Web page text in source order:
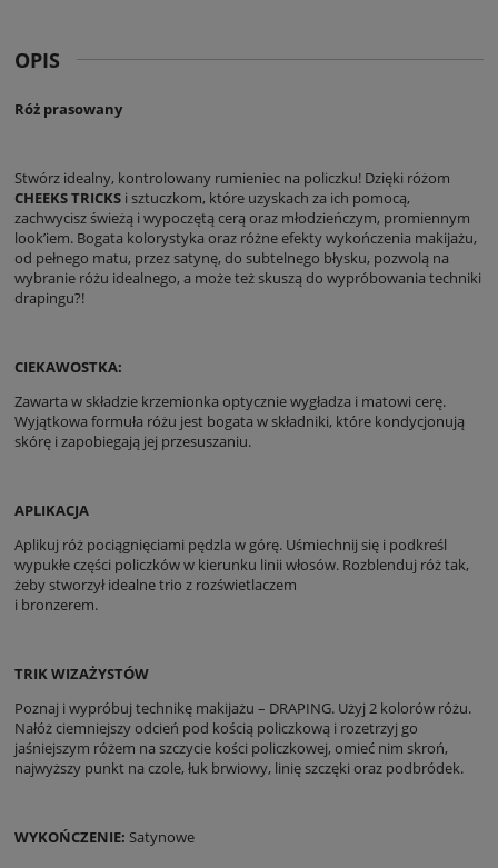
OPIS
Róż prasowany
Stwórz idealny, kontrolowany rumieniec na policzku! Dzięki różom
CHEEKS TRICKS i sztuczkom, które uzyskach za ich pomocą,
zachwycisz świeżą i wypoczętą cerą oraz młodzieńczym, promiennym
look’iem. Bogata kolorystyka oraz różne efekty wykończenia makijażu,
od pełnego matu, przez satynę, do subtelnego błysku, pozwolą na
wybranie różu idealnego, a może też skuszą do wypróbowania techniki
drapingu?!
CIEKAWOSTKA:
Zawarta w składzie krzemionka optycznie wygładza i matowi cerę.
Wyjątkowa formuła różu jest bogata w składniki, które kondycjonują
skórę i zapobiegają jej przesuszaniu.
APLIKACJA
Aplikuj róż pociągnięciami pędzla w górę. Uśmiechnij się i podkreśl
wypukłe części policzków w kierunku linii włosów. Rozblenduj róż tak,
żeby stworzył idealne trio z rozświetlaczem
i bronzerem.
TRIK WIZAŻYSTÓW
Poznaj i wypróbuj technikę makijażu – DRAPING. Użyj 2 kolorów różu.
Nałóż ciemniejszy odcień pod kością policzkową i rozetrzyj go
jaśniejszym różem na szczycie kości policzkowej, omieć nim skroń,
najwyższy punkt na czole, łuk brwiowy, linię szczęki oraz podbródek.
WYKOŃCZENIE: Satynowe